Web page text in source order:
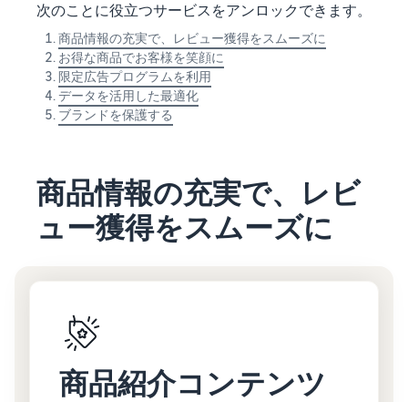
次のことに役立つサービスをアンロックできます。
商品情報の充実で、レビュー獲得をスムーズに
お得な商品でお客様を笑顔に
限定広告プログラムを利用
データを活用した最適化
ブランドを保護する
商品情報の充実で、レビ
ュー獲得をスムーズに
商品紹介コンテンツ